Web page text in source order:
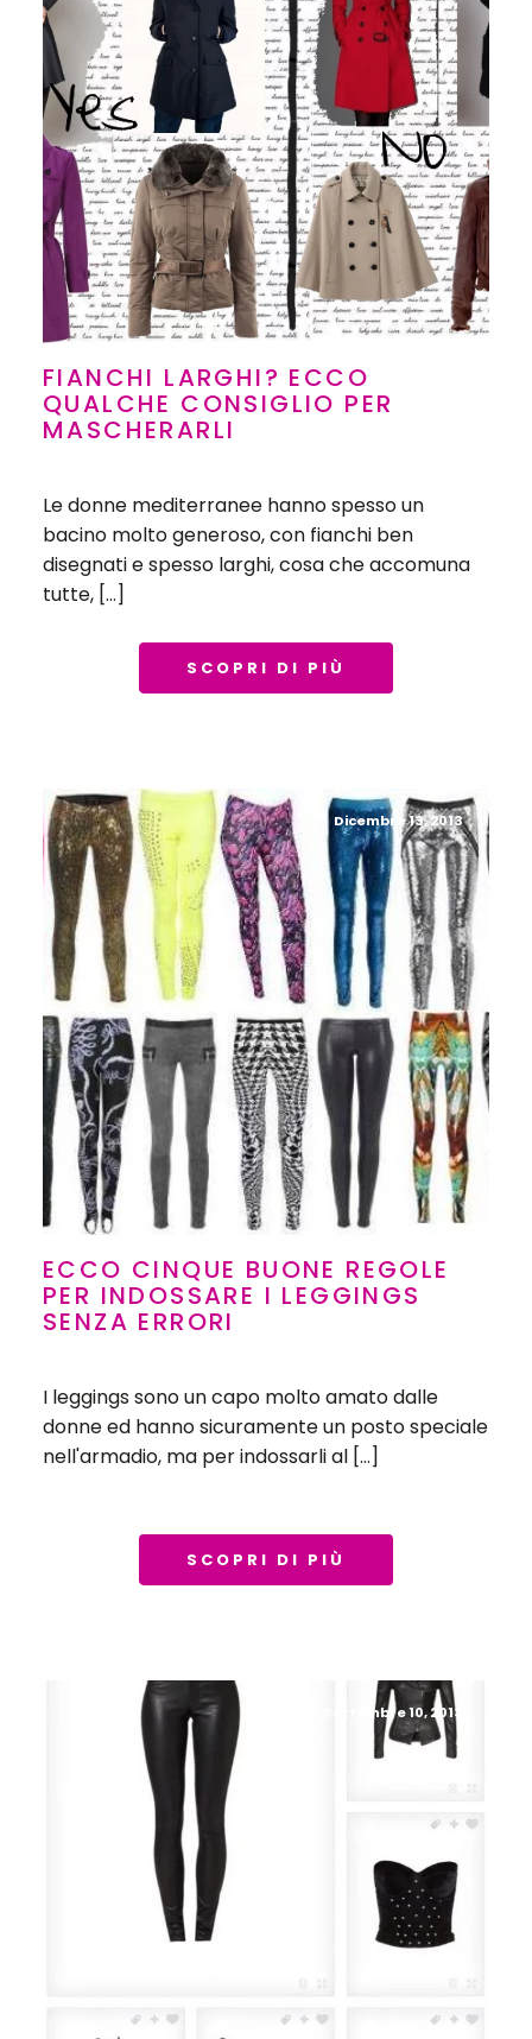
FIANCHI LARGHI? ECCO
QUALCHE CONSIGLIO PER
MASCHERARLI
Le donne mediterranee hanno spesso un
bacino molto generoso, con fianchi ben
disegnati e spesso larghi, cosa che accomuna
tutte, […]
SCOPRI DI PIÙ
Dicembre 13, 2013
ECCO CINQUE BUONE REGOLE
PER INDOSSARE I LEGGINGS
SENZA ERRORI
I leggings sono un capo molto amato dalle
donne ed hanno sicuramente un posto speciale
nell'armadio, ma per indossarli al […]
SCOPRI DI PIÙ
Settembre 10, 2013